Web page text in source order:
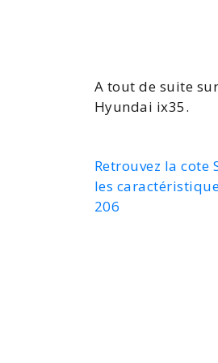
A tout de suite
Hyundai ix35.
Retrouvez la cote
les
206